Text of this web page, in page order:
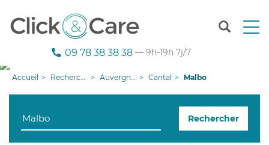
T
n
09 78 38 38 38 — 9h-19h 7j/7
Accueil Recherche aide à domicile Auvergne-Rhône-Alpes Cantal Malbo
Rechercher